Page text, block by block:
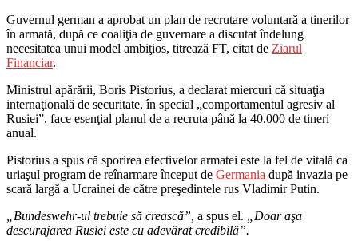
Guvernul german a aprobat un plan de recrutare voluntară a tinerilor
în armată, după ce coaliţia de guvernare a discutat îndelung
necesitatea unui model ambiţios, titrează FT, citat de Ziarul
Financiar.
Ministrul apărării, Boris Pistorius, a declarat miercuri că situaţia
internaţională de securitate, în special „comportamentul agresiv al
Rusiei”, face esenţial planul de a recruta până la 40.000 de tineri
anual.
Pistorius a spus că sporirea efectivelor armatei este la fel de vitală ca
uriaşul program de reînarmare început de Germania după invazia pe
scară largă a Ucrainei de către preşedintele rus Vladimir Putin.
„Bundeswehr-ul trebuie să crească”, a spus el.
„Doar aşa
descurajarea Rusiei este cu adevărat credibilă”.